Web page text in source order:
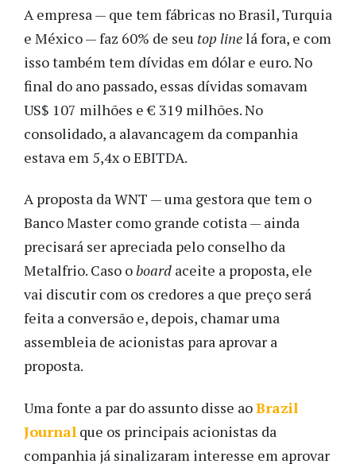
A empresa — que tem fábricas no Brasil, Turquia
e México — faz 60% de seu top linelá fora, e com
isso também tem dívidas em dólar e euro. No
final do ano passado, essas dívidas somavam
US$ 107 milhões e€ 319 milhões. No
consolidado, a alavancagem da companhia
estava em 5,4x o EBITDA.
A proposta da WNT — uma gestora que tem o
Banco Master como grande cotista — ainda
precisará ser apreciada pelo conselho da
Metalfrio. Caso oboard aceite a proposta, ele
vai discutir com os credores a que preço será
feita a conversão e, depois, chamar uma
assembleia de acionistas para aprovar a
proposta.
Uma fonte a par do assunto disse aoBrazil
Journal que os principais acionistas da
companhia já sinalizaram interesse em aprovar